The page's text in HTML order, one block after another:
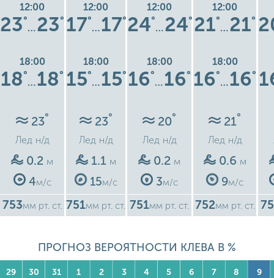
12:00
23°
…23°
18:00
18°
…18°
23°
Лед н/д
0.2 м
4м/с
753мм рт. ст.
12:00
17°
…17°
18:00
15°
…15°
23°
Лед н/д
1.1 м
15м/с
751мм рт. ст.
12:00
24°
…24°
18:00
16°
…16°
20°
Лед н/д
0.2 м
3м/с
751мм рт. ст.
12:00
21°
…21°
18:00
16°
…16°
21°
Лед н/д
0.6 м
9м/с
752мм рт. ст.
ПРОГНОЗ ВЕРОЯТНОСТИ КЛЕВА В %
29 30 31 1 2 3 4 5 6 7 8 9